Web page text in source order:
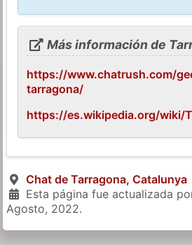
Más información de
https://www.chatrush.com/
tarragona/
https://es.wikipedia.org/wiki/
Chat de Tarragona, Catalunya
Esta página fue actualizada
Agosto, 2022.